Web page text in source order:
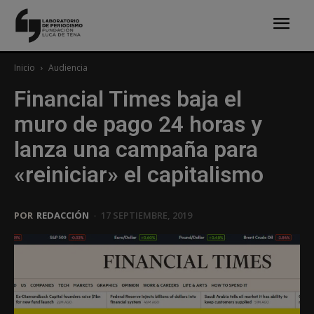
Inicio Audiencia
Financial Times baja el
muro de pago 24 horas y
lanza una campaña para
«reiniciar» el capitalismo
POR REDACCIÓN 17 SEPTIEMBRE, 2019